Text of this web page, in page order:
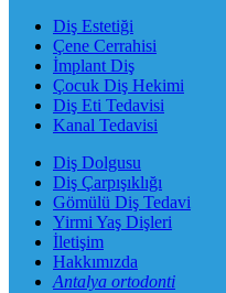
Diş Estetiği
Çene Cerrahisi
İmplant Diş
Çocuk Diş Hekimi
Diş Eti Tedavisi
Kanal Tedavisi
Diş Dolgusu
Diş Çarpışıklığı
Gömülü Diş Tedavi
Yirmi Yaş Dişleri
İletişim
Hakkımızda
Antalya ortodonti